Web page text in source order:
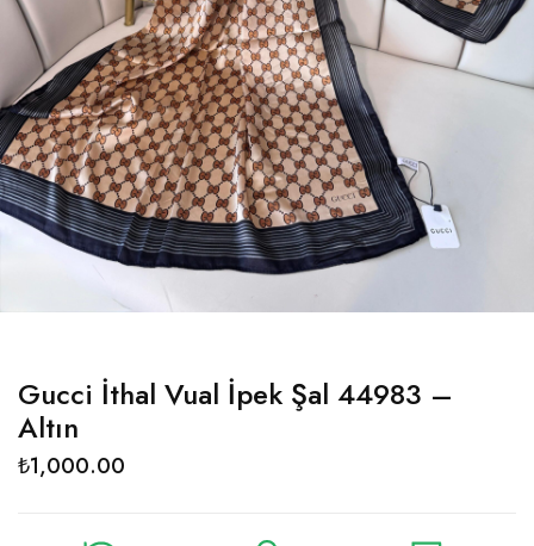
Gucci İthal Vual İpek Şal 44983 –
Altın
₺1,000.00